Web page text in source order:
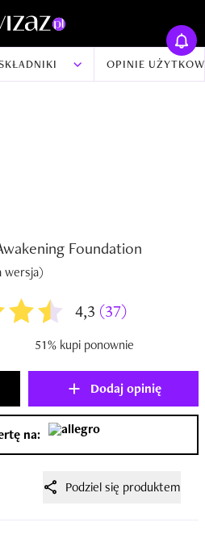
OPINIE
Foundation
wersja)
4,3 (37)
51% kupi ponownie
Dodaj opinię
na:
Podziel się produktem